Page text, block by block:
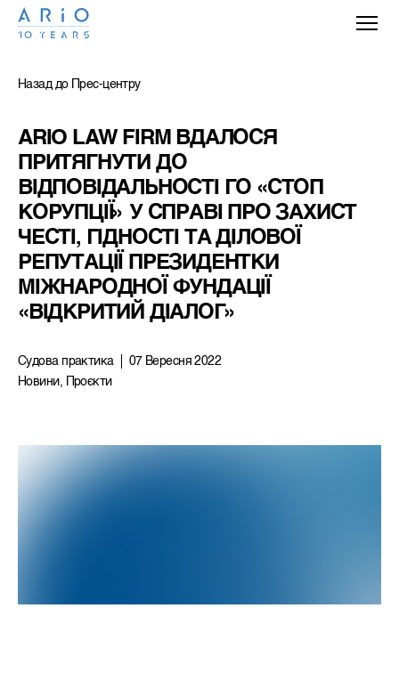
Назад до Прес-центру
ARIO LAW FIRM ВДАЛОСЯ
ПРИТЯГНУТИ ДО
ВІДПОВІДАЛЬНОСТІ ГО «СТОП
КОРУПЦІЇ» У СПРАВІ ПРО ЗАХИСТ
ЧЕСТІ, ГІДНОСТІ ТА ДІЛОВОЇ
РЕПУТАЦІЇ ПРЕЗИДЕНТКИ
МІЖНАРОДНОЇ ФУНДАЦІЇ
«ВІДКРИТИЙ ДІАЛОГ»
Новини, Проєкти
Судова практика 07 Вересня 2022